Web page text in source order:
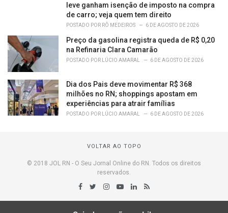
leve ganham isenção de imposto na compra
de carro; veja quem tem direito
POSTADO POR RÔ MEDEIROS 6 DE AGOSTO DE 2026
Preço da gasolina registra queda de R$ 0,20
na Refinaria Clara Camarão
POSTADO POR LÚCIO AMARAL 6 DE AGOSTO DE 2026
Dia dos Pais deve movimentar R$ 368
milhões no RN; shoppings apostam em
experiências para atrair famílias
POSTADO POR LÚCIO AMARAL 6 DE AGOSTO DE 2026
VOLTAR AO TOPO
© 2018 JOL RN - O Seu Jornal Online do RN. Todos os direitos
reservados.